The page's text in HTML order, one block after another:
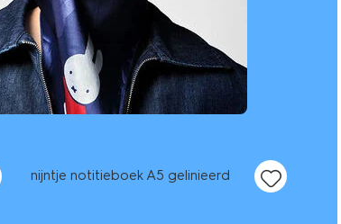
nijntje notitieboek A5 gelinieerd